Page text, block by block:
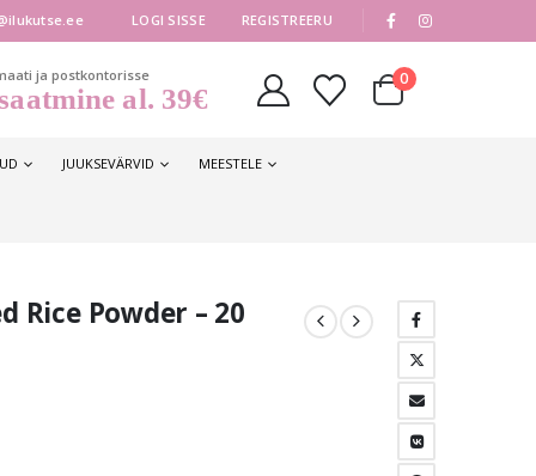
LOGI SISSE REGISTREERU
ja postkontorisse
al. 39€
0
JUUKSEVÄRVID MEESTELE
Rice Powder – 20